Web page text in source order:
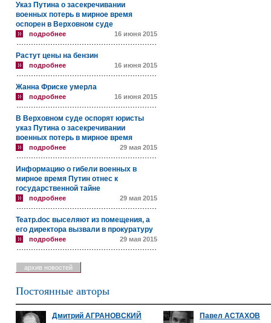
Указ Путина о засекречивании
военных потерь в мирное время
оспорен в Верховном суде
подробнее 16 июня 2015
Растут цены на бензин
подробнее 16 июня 2015
Жанна Фриске умерла
подробнее 16 июня 2015
В Верховном суде оспорят юристы
указ Путина о засекречивании
военных потерь в мирное время
подробнее 29 мая 2015
Информацию о гибели военных в
мирное время Путин отнес к
государственной тайне
подробнее 29 мая 2015
Театр.doc выселяют из помещения, а
его директора вызвали в прокуратуру
подробнее 29 мая 2015
архив новостей
Постоянные авторы
Дмитрий АГРАНОВСКИЙ Павел АСТАХОВ